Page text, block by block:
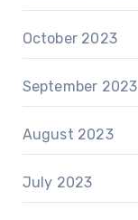
October 2023
September 2023
August 2023
July 2023